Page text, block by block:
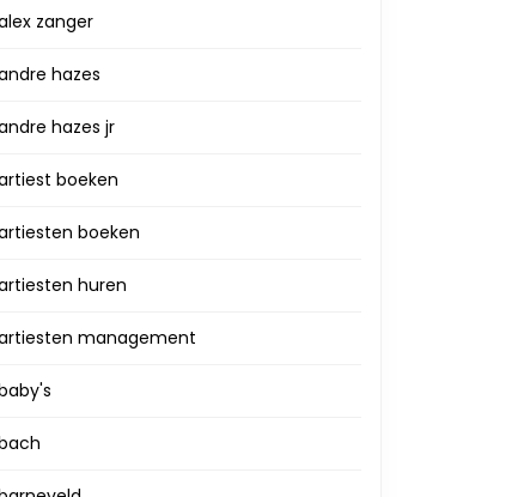
zanger
hazes
hazes jr
boeken
boeken
huren
management